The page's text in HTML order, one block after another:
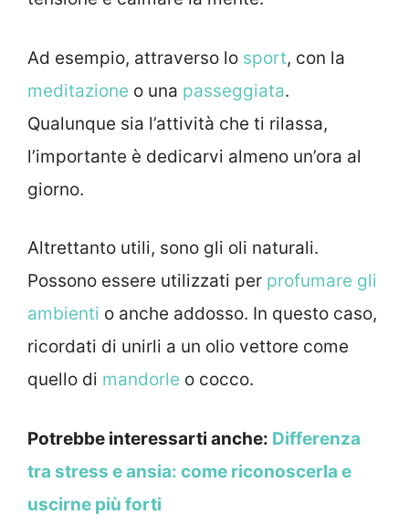
Ad esempio, attraverso lo sport, con la
meditazione o una passeggiata.
Qualunque sia l’attività che ti rilassa,
l’importante è dedicarvi almeno un’ora al
giorno.
Altrettanto utili, sono gli oli naturali.
Possono essere utilizzati per profumare gli
ambienti o anche addosso. In questo caso,
ricordati di unirli a un olio vettore come
quello di mandorle o cocco.
Potrebbe interessarti anche: Differenza
tra stress e ansia: come riconoscerla e
uscirne più forti